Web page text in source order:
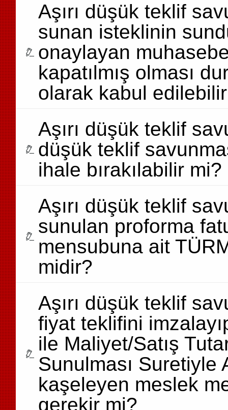
Aşırı düşük teklif
sunan isteklinin
onaylayan
kapatılmış olması
olarak kabul
Aşırı düşük teklif
düşük teklif
ihale bırakılabilir mi?
Aşırı düşük teklif
sunulan proforma
mensubuna ait
midir?
Aşırı düşük teklif
fiyat teklifini
ile Maliyet/Satış
Sunulması Suretiyle
kaşeleyen meslek
gerekir mi?